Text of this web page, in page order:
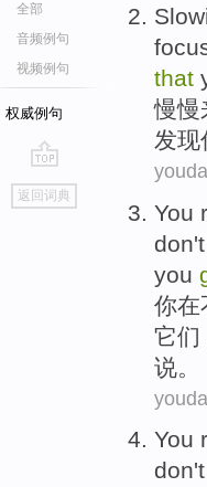
全部
音频例句
视频例句
权威例句
go
top
返回词典
that
慢慢
发现
You
don't
you
你在
它们
说。
You
don't